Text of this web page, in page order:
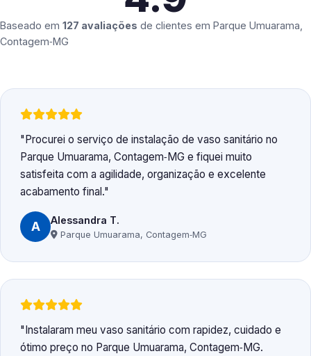
Baseado em 127 avaliações de clientes em Parque Umuarama,
Contagem‑MG
Procurei o serviço de instalação de vaso sanitário no
Parque Umuarama, Contagem‑MG e fiquei muito
satisfeita com a agilidade, organização e excelente
acabamento final.
A Alessandra T.
Parque Umuarama, Contagem‑MG
Instalaram meu vaso sanitário com rapidez, cuidado e
ótimo preço no Parque Umuarama, Contagem‑MG.